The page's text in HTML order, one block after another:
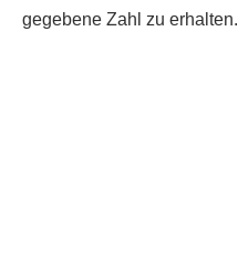
gegebene Zahl zu erhalten.